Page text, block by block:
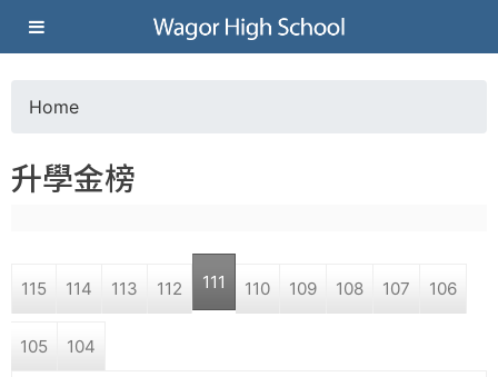
Jump to navigation
葳
格
高
學
o
a
r
Home
升學金榜
115 114 113 112 111 110 109 108 107 106
105 104